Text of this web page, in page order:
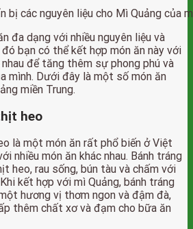
bị các nguyên liệu cho Mì Quảng của
đa dạng với nhiều nguyên liệu và
bạn có thể kết hợp món ăn này với
để tăng thêm sự phong phú và
mình. Dưới đây là một số món ăn
miền Trung.
heo
là một món ăn rất phổ biến ở Việt
nhiều món ăn khác nhau. Bánh tráng
heo, rau sống, bún tàu và chấm với
kết hợp với mì Quảng, bánh tráng
hương vị thơm ngon và đậm đà,
thêm chất xơ và đạm cho bữa ăn